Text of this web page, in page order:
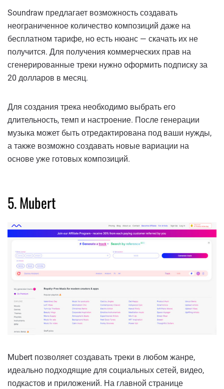
Soundraw предлагает возможность создавать
неограниченное количество композиций даже на
бесплатном тарифе, но есть нюанс — скачать их не
получится. Для получения коммерческих прав на
сгенерированные треки нужно оформить подписку за
20 долларов в месяц.
Для создания трека необходимо выбрать его
длительность, темп и настроение. После генерации
музыка может быть отредактирована под ваши нужды,
а также возможно создавать новые вариации на
основе уже готовых композиций.
5. Mubert
Mubert позволяет создавать треки в любом жанре,
идеально подходящие для социальных сетей, видео,
подкастов и приложений. На главной странице